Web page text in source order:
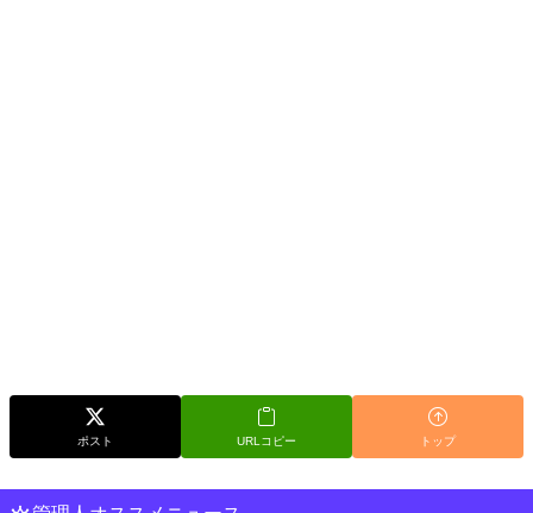
ポスト URLコピー トップ